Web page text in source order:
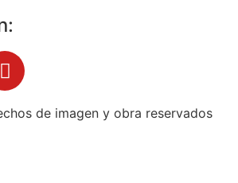
de imagen y obra reservados